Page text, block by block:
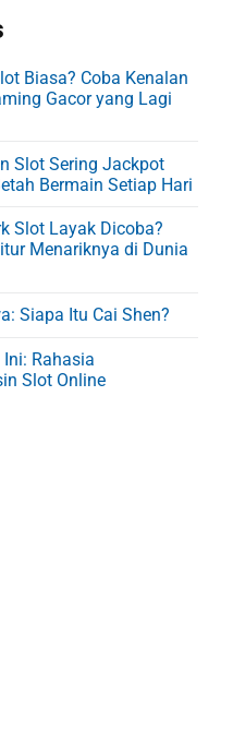
Biasa? Coba Kenalan
Gacor yang Lagi
Slot Sering Jackpot
Bermain Setiap Hari
Slot Layak Dicoba?
Menariknya di Dunia
Siapa Itu Cai Shen?
Rahasia
Slot Online